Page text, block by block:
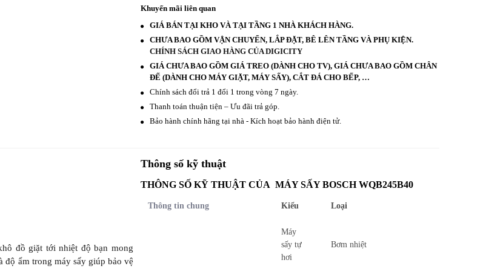
Khuyến mãi liên quan
GIÁ BÁN TẠI KHO VÀ TẠI TẦNG 1 NHÀ KHÁCH HÀNG.
CHƯA BAO GỒM VẬN CHUYỂN, LẮP ĐẶT, BÊ LÊN TẦNG VÀ PHỤ KIỆN.
CHÍNH SÁCH GIAO HÀNG CỦA DIGICITY
GIÁ CHƯA BAO GỒM GIÁ TREO (DÀNH CHO TV), GIÁ CHƯA BAO GỒM CHÂN
ĐẾ (DÀNH CHO MÁY GIẶT, MÁY SẤY), CẮT ĐÁ CHO BẾP, …
Chính sách đổi trả 1 đổi 1 trong vòng 7 ngày.
Thanh toán thuận tiện – Ưu đãi trả góp.
Bảo hành chính hãng tại nhà - Kích hoạt bảo hành điện tử.
đồ giặt tới nhiệt độ bạn mong
độ ẩm trong máy sấy giúp bảo vệ
Thông số kỹ thuật
THÔNG SỐ KỸ THUẬT CỦA MÁY SẤY BOSCH WQB245B40
Thông tin chung Kiểu Loại
Máy
sấy tự
hơi
Bơm nhiệt